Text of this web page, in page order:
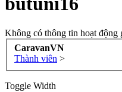
Không có thông tin hoạt động
CaravanVN
Thành viên >
Toggle Width